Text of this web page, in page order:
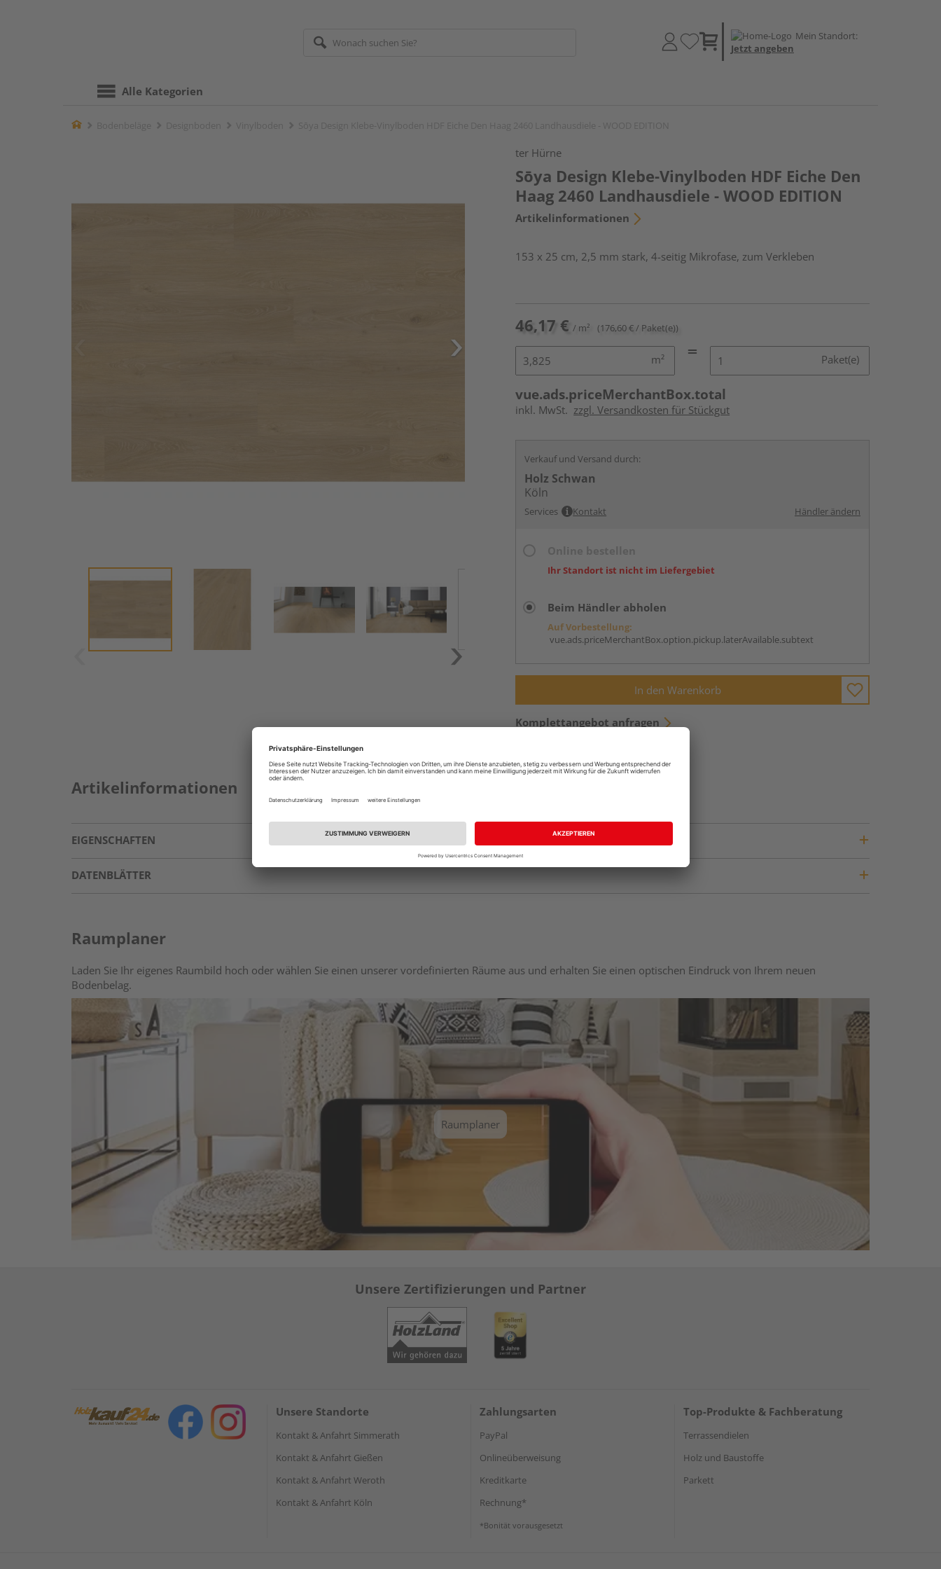
Mein Standort:
Jetzt angeben
Alle Kategorien
Home
ter Hürne
Sōya Design Klebe-Vinylboden HDF Eiche Den
Haag 2460 Landhausdiele - WOOD EDITION
Artikelinformationen
153 x 25 cm, 2,5 mm stark, 4-seitig Mikrofase, zum Verkleben
46,17 € / m² (176,60 € / Paket(e))
m² Paket(e)
vue.ads.priceMerchantBox.total
inkl. MwSt. zzgl. Versandkosten für Stückgut
Verkauf und Versand durch:
Holz Schwan
Köln
Services Kontakt Händler ändern
Ihr Standort ist nicht im Liefergebiet
Beim Händler abholen
Auf Vorbestellung:
vue.ads.priceMerchantBox.option.pickup.laterAvailable.subtext
In den Warenkorb
Komplettangebot anfragen
Artikelinformationen
EIGENSCHAFTEN
DATENBLÄTTER
Raumplaner
Laden Sie Ihr eigenes Raumbild hoch oder wählen Sie einen unserer vordefinierten Räume aus und erhalten Sie einen optischen Eindruck von Ihrem neuen
Bodenbelag.
Raumplaner
Unsere Zertifizierungen und Partner
Unsere Standorte
Kontakt & Anfahrt Simmerath
Kontakt & Anfahrt Gießen
Kontakt & Anfahrt Weroth
Kontakt & Anfahrt Köln
Zahlungsarten
PayPal
Onlineüberweisung
Kreditkarte
Rechnung*
*Bonität vorausgesetzt
Top-Produkte & Fachberatung
Terrassendielen
Holz und Baustoffe
Parkett